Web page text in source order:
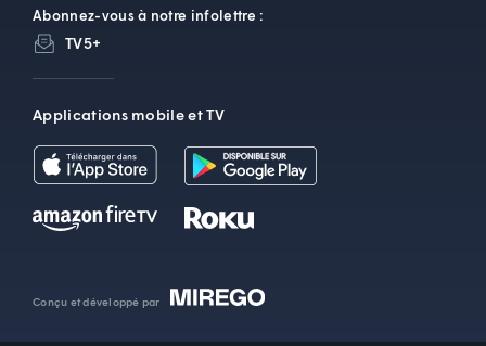
Abonnez-vous à notre infolettre :
TV5+
Applications mobile et TV
Conçu et développé par